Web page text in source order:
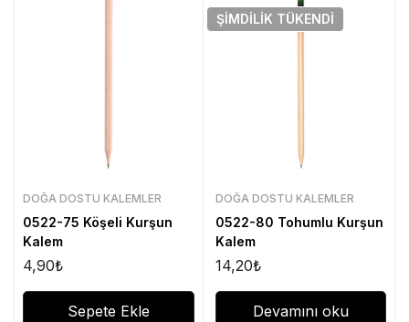
DOĞA DOSTU KALEMLER
0522-75 Köşeli Kurşun
Kalem
4,90₺
Sepete Ekle
ŞIMDILIK TÜKENDI
DOĞA DOSTU KALEMLER
0522-80 Tohumlu Kurşun
Kalem
14,20₺
Devamını oku